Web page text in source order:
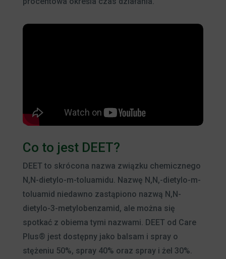
Co to jest DEET?
DEET to skrócona nazwa związku chemicznego
N,N-dietylo-m-toluamidu. Nazwę N,N,-dietylo-m-
toluamid niedawno zastąpiono nazwą N,N-
dietylo-3-metylobenzamid, ale można się
spotkać z obiema tymi nazwami. DEET od Care
Plus® jest dostępny jako balsam i spray o
stężeniu 50%, spray 40% oraz spray i żel 30%.